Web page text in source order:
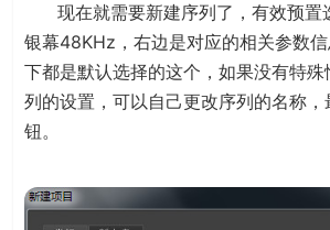
现在就需要新建序列了，有效预置
银幕48KHz，右边是对应的相关参数
下都是默认选择的这个，如果没有特
列的设置，可以自己更改序列的名称，
钮。